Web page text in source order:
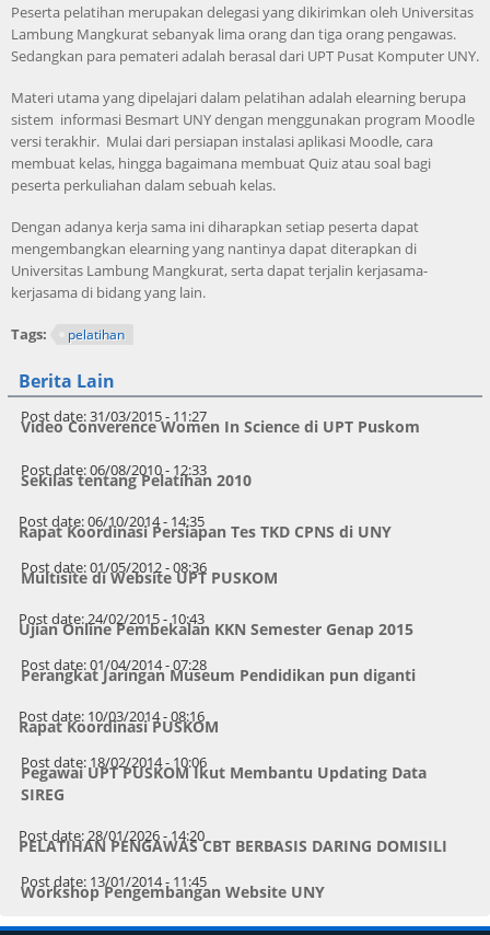
Peserta pelatihan merupakan delegasi yang dikirimkan oleh Universitas
Lambung Mangkurat sebanyak lima orang dan tiga orang pengawas.
Sedangkan para pemateri adalah berasal dari UPT Pusat Komputer UNY.
Materi utama yang dipelajari dalam pelatihan adalah elearning berupa
sistem informasi Besmart UNY dengan menggunakan program Moodle
versi terakhir. Mulai dari persiapan instalasi aplikasi Moodle, cara
membuat kelas, hingga bagaimana membuat Quiz atau soal bagi
peserta perkuliahan dalam sebuah kelas.
Dengan adanya kerja sama ini diharapkan setiap peserta dapat
mengembangkan elearning yang nantinya dapat diterapkan di
Universitas Lambung Mangkurat, serta dapat terjalin kerjasama-
kerjasama di bidang yang lain.
Tags: pelatihan
Berita Lain
Post date:31/03/2015 - 11:27
Video Converence Women In Science di UPT Puskom
Post date:06/08/2010 - 12:33
Sekilas tentang Pelatihan 2010
Post date:06/10/2014 - 14:35
Rapat Koordinasi Persiapan Tes TKD CPNS di UNY
Post date:01/05/2012 - 08:36
Multisite di Website UPT PUSKOM
Post date:24/02/2015 - 10:43
Ujian Online Pembekalan KKN Semester Genap 2015
Post date:01/04/2014 - 07:28
Perangkat Jaringan Museum Pendidikan pun diganti
Post date: 10/03/2014 - 08:16
Rapat Koordinasi PUSKOM
Post date: 18/02/2014 - 10:06
Pegawai UPT PUSKOM Ikut Membantu Updating Data
SIREG
Post date:28/01/2026 - 14:20
PELATIHAN PENGAWAS CBT BERBASIS DARING DOMISILI
Post date: 13/01/2014 - 11:45
Workshop Pengembangan Website UNY